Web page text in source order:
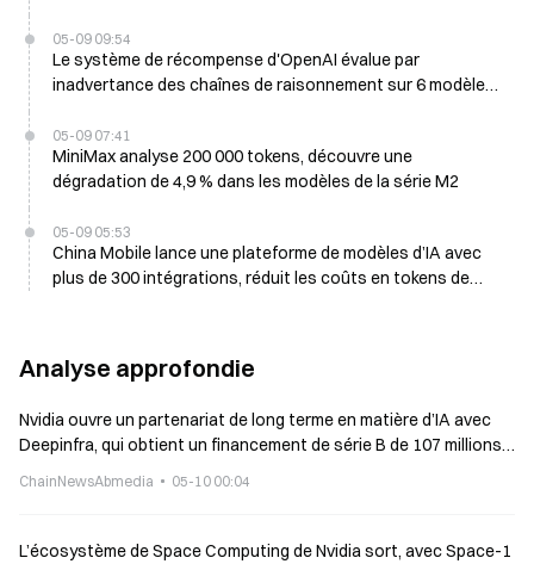
05-09 09:54
Le système de récompense d'OpenAI évalue par
inadvertance des chaînes de raisonnement sur 6 modèles,
05-09 07:41
MiniMax analyse 200 000 tokens, découvre une
dégradation de 4,9 % dans les modèles de la série M2
05-09 05:53
China Mobile lance une plateforme de modèles d’IA avec
plus de 300 intégrations, réduit les coûts en tokens de
Analyse approfondie
Nvidia ouvre un partenariat de long terme en matière d’IA avec
Deepinfra, qui obtient un financement de série B de 107 millions
ChainNewsAbmedia 05-10 00:04
L’écosystème de Space Computing de Nvidia sort, avec Space-1